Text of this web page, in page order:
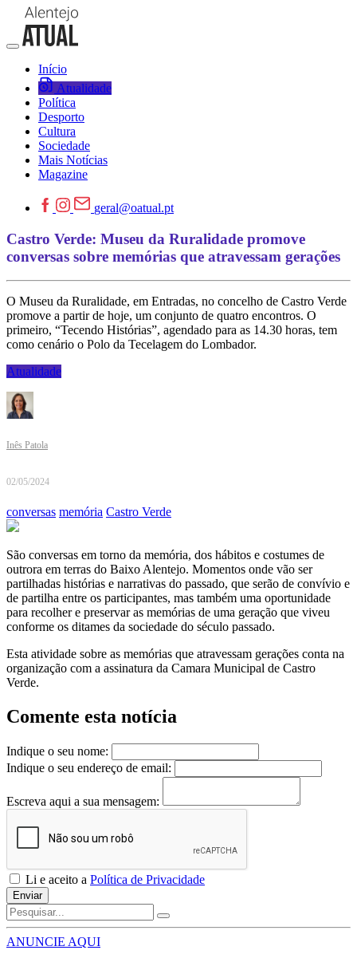
Início
Atualidade
Política
Desporto
Cultura
Sociedade
Mais Notícias
Magazine
geral@oatual.pt
Castro Verde: Museu da Ruralidade promove
conversas sobre memórias que atravessam gerações
O Museu da Ruralidade, em Entradas, no concelho de Castro Verde
promove a partir de hoje, um conjunto de quatro encontros. O
primeiro, “Tecendo Histórias”, agendado para as 14.30 horas, tem
como cenário o Polo da Tecelagem do Lombador.
Atualidade
Inês Patola
02/05/2024
conversas memória Castro Verde
São conversas em torno da memória, dos hábitos e costumes de
outrora em terras do Baixo Alentejo. Momentos onde vão ser
partilhadas histórias e narrativas do passado, que serão de convívio e
de partilha entre os participantes, mas também uma oportunidade
para recolher e preservar as memórias de uma geração que viveu
conforme os ditames da sociedade do século passado.
Esta atividade sobre as memórias que atravessam gerações conta na
organização com a assinatura da Camara Municipal de Castro
Verde.
Comente esta notícia
Indique o seu nome:
Indique o seu endereço de email:
Escreva aqui a sua mensagem:
Li e aceito a Política de Privacidade
Enviar
ANUNCIE AQUI